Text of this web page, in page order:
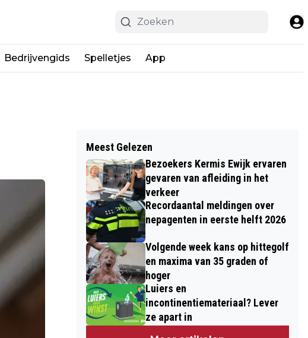
Bedrijvengids Spelletjes App
Meest Gelezen
Bezoekers Kermis Ewijk ervaren
gevaren van afleiding in het
verkeer
Recordaantal meldingen over
nepagenten in eerste helft 2026
Volgende week kans op hittegolf
en maxima van 35 graden of
hoger
Luiers en
incontinentiemateriaal? Lever
ze apart in